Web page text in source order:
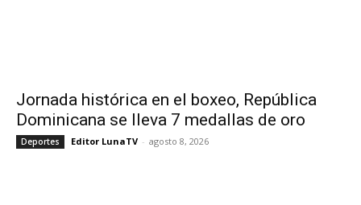
Jornada histórica en el boxeo, República
Dominicana se lleva 7 medallas de oro
Deportes Editor LunaTV - agosto 8, 2026